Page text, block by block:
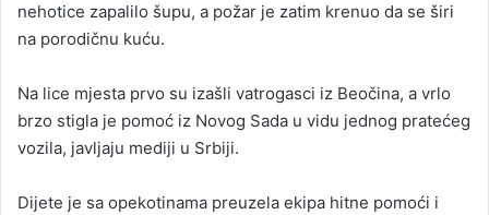
nehotice zapalilo šupu, a požar je zatim krenuo da se širi
na porodičnu kuću.
Na lice mjesta prvo su izašli vatrogasci iz Beočina, a vrlo
brzo stigla je pomoć iz Novog Sada u vidu jednog pratećeg
vozila, javljaju mediji u Srbiji.
Dijete je sa opekotinama preuzela ekipa hitne pomoći i